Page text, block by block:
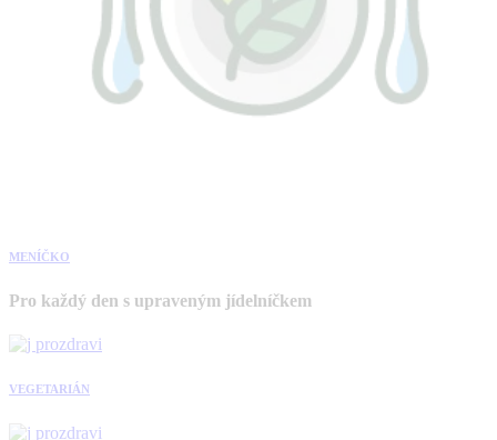
MENÍČKO
Pro každý den s upraveným jídelníčkem
VEGETARIÁN